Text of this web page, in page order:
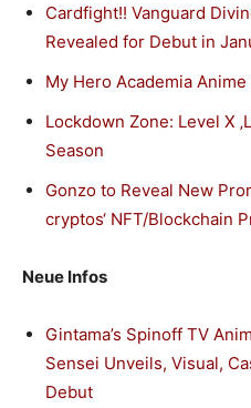
Cardfight!! Vanguard
Revealed for Debut in
My Hero Academia Anime
Lockdown Zone: Level X
Season
Gonzo to Reveal New
cryptos‘ NFT/Blockchain
Neue Infos
Gintama’s Spinoff TV
Sensei Unveils, Visual,
Debut